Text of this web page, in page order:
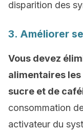
disparition des
3. Améliorer
Vous devez
alimentaires
sucre et de
consommation
activateur du